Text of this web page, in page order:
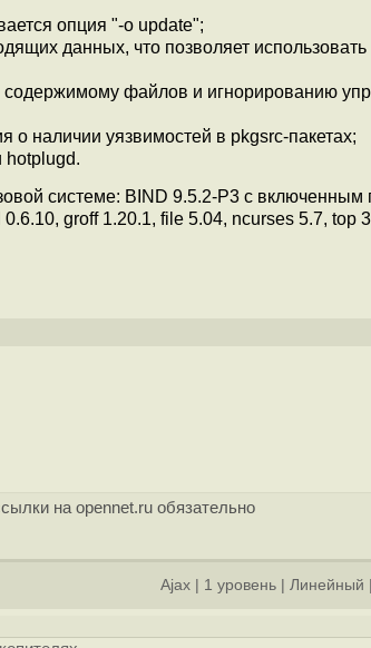
опция "-o update";
данных, что позволяет
файлов и игнорированию
о наличии уязвимостей в pkgsrc-пакетах;
hotplugd.
системе: BIND 9.5.2-P3 с
groff 1.20.1, file 5.04, ncurses 5.7, top
на opennet.ru обязательно
Ajax 1 уровень Линейный